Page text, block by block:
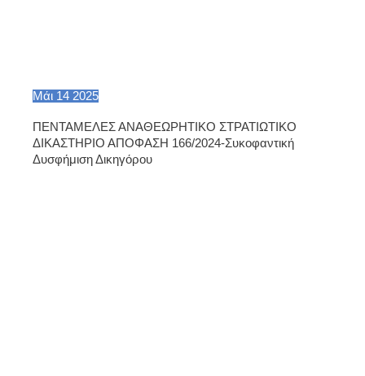
Μάι 14 2025
ΠΕΝΤΑΜΕΛΕΣ ΑΝΑΘΕΩΡΗΤΙΚΟ ΣΤΡΑΤΙΩΤΙΚΟ
ΔΙΚΑΣΤΗΡΙΟ ΑΠΟΦΑΣΗ 166/2024-Συκοφαντική
Δυσφήμιση Δικηγόρου